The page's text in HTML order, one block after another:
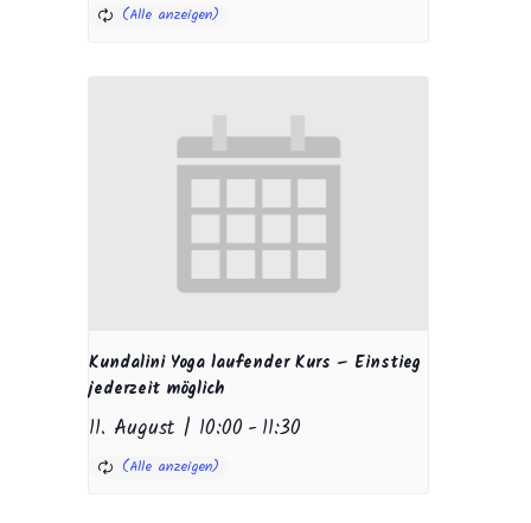
Kundalini Yoga laufender Kurs – Einstieg
jederzeit möglich
11. August | 10:00 -11:30